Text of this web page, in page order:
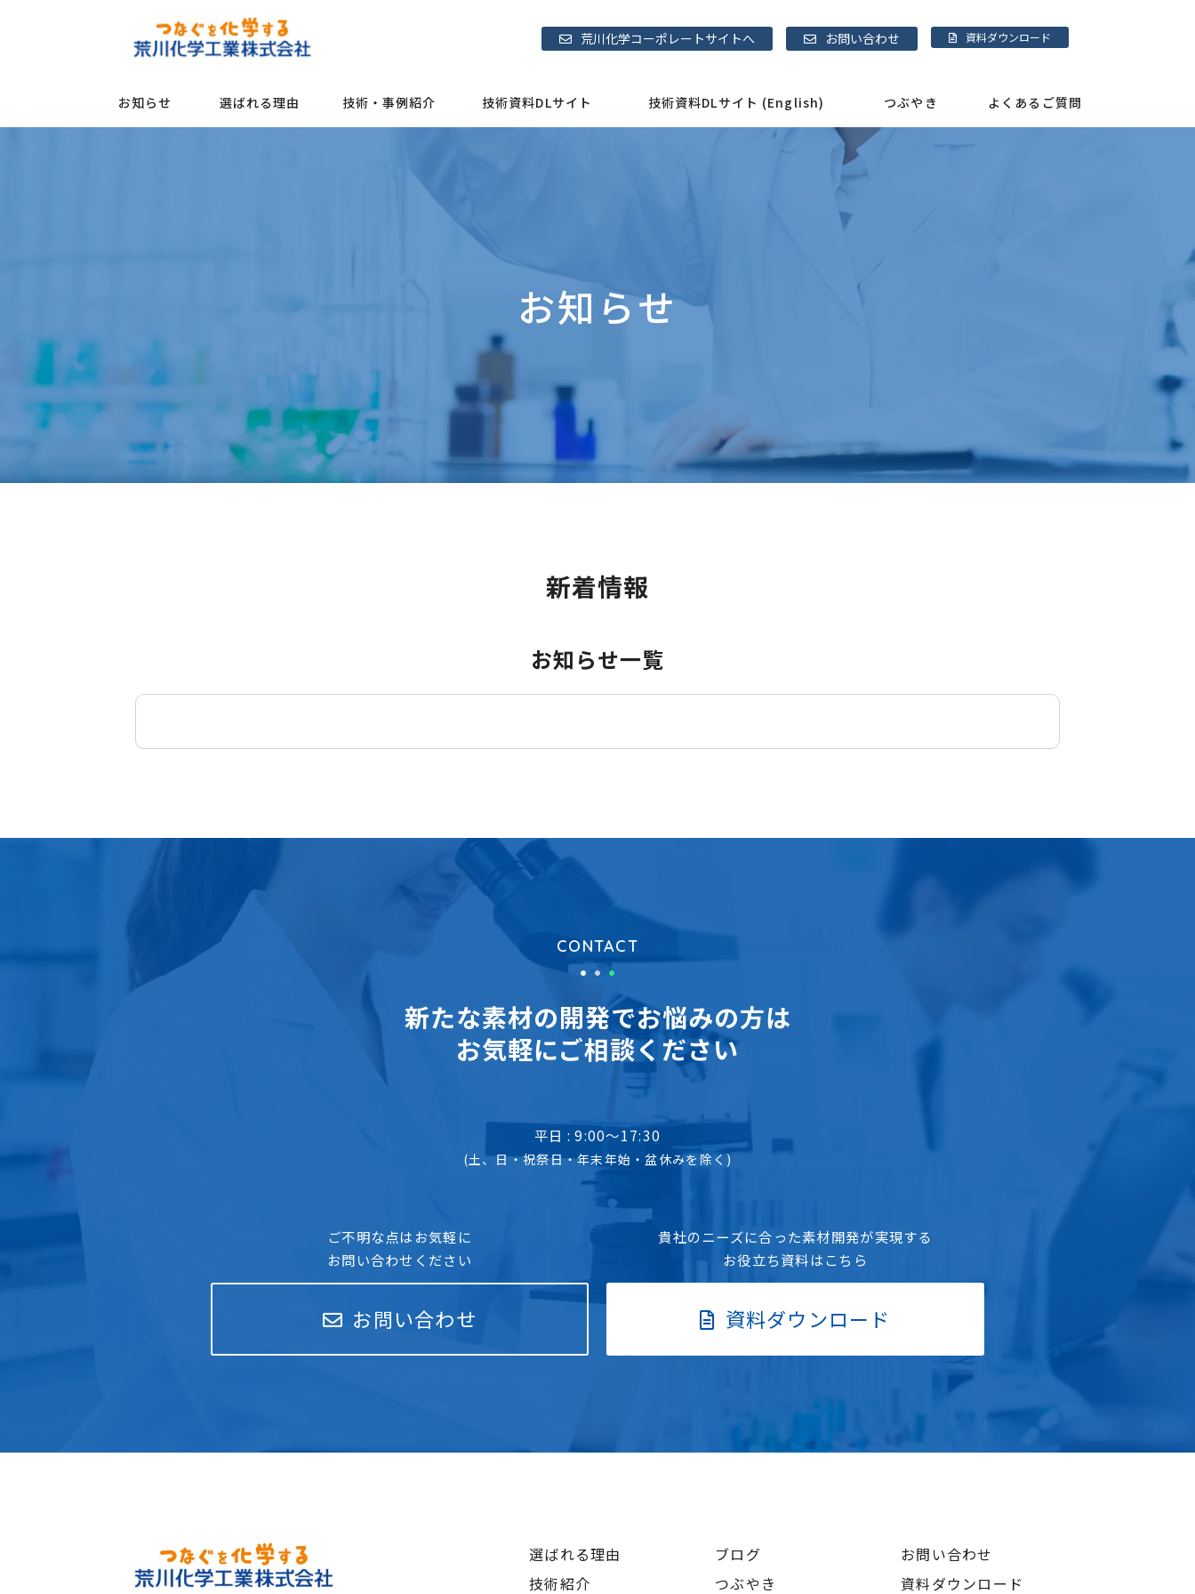
荒川化学コーポレートサイトへ お問い合わせ 資料ダウンロード
お知らせ 選ばれる理由 技術・事例紹介 技術資料DLサイト 技術資料DLサイト (English) つぶやき よくあるご質問
お知らせ
新着情報
お知らせ一覧
CONTACT
新たな素材の開発でお悩みの方は
お気軽にご相談ください
平日 : 9:00～17:30
(土、日・祝祭日・年末年始・盆休みを除く)
ご不明な点はお気軽に
お問い合わせください
お問い合わせ
貴社のニーズに合った素材開発が実現する
お役立ち資料はこちら
資料ダウンロード
選ばれる理由
技術紹介
ブログ
つぶやき
お問い合わせ
資料ダウンロード